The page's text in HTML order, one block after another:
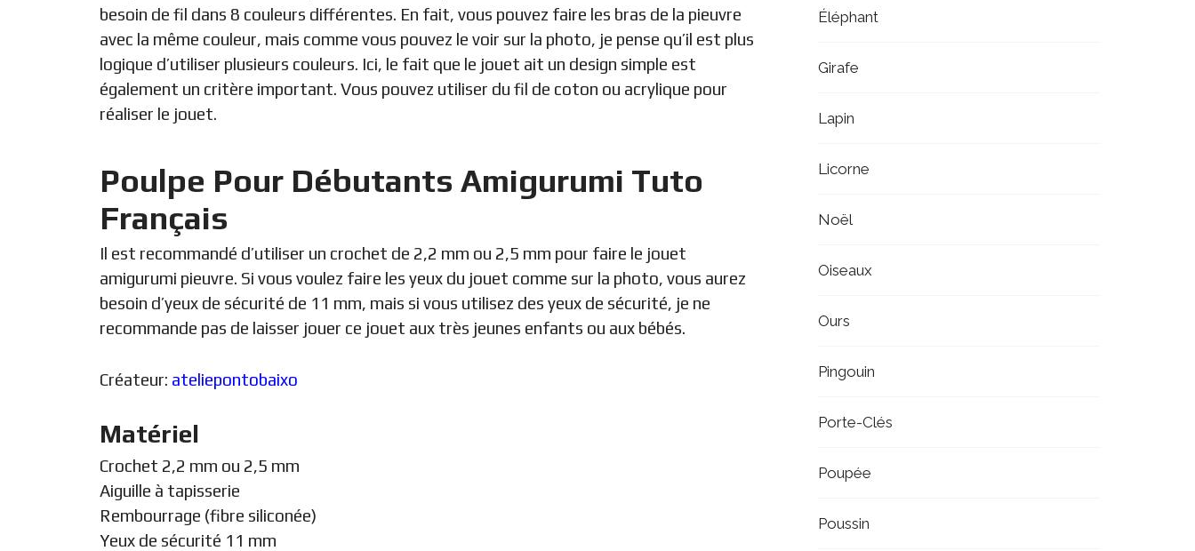
besoin de fil dans 8 couleurs différentes. En fait, vous pouvez faire les bras de la pieuvre
avec la même couleur, mais comme vous pouvez le voir sur la photo, je pense qu’il est plus
logique d’utiliser plusieurs couleurs. Ici, le fait que le jouet ait un design simple est
également un critère important. Vous pouvez utiliser du fil de coton ou acrylique pour
réaliser le jouet.
Poulpe Pour Débutants Amigurumi Tuto
Français
Il est recommandé d’utiliser un crochet de 2,2 mm ou 2,5 mm pour faire le jouet
amigurumi pieuvre. Si vous voulez faire les yeux du jouet comme sur la photo, vous aurez
besoin d’yeux de sécurité de 11 mm, mais si vous utilisez des yeux de sécurité, je ne
recommande pas de laisser jouer ce jouet aux très jeunes enfants ou aux bébés.
Créateur: ateliepontobaixo
Matériel
Crochet 2,2 mm ou 2,5 mm
Aiguille à tapisserie
Rembourrage (fibre siliconée)
Yeux de sécurité 11 mm
Éléphant
Girafe
Lapin
Licorne
Noël
Oiseaux
Ours
Pingouin
Porte-Clés
Poupée
Poussin